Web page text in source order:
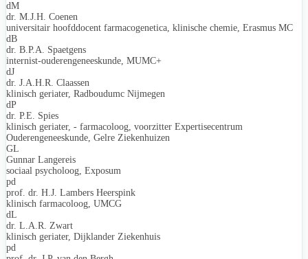
dM
dr. M.J.H. Coenen
universitair hoofddocent farmacogenetica, klinische chemie, Erasmus MC
dB
dr. B.P.A. Spaetgens
internist-ouderengeneeskunde, MUMC+
dJ
dr. J.A.H.R. Claassen
klinisch geriater, Radboudumc Nijmegen
dP
dr. P.E. Spies
klinisch geriater, - farmacoloog, voorzitter Expertisecentrum
Ouderengeneeskunde, Gelre Ziekenhuizen
GL
Gunnar Langereis
sociaal psycholoog, Exposum
pd
prof. dr. H.J. Lambers Heerspink
klinisch farmacoloog, UMCG
dL
dr. L.A.R. Zwart
klinisch geriater, Dijklander Ziekenhuis
pd